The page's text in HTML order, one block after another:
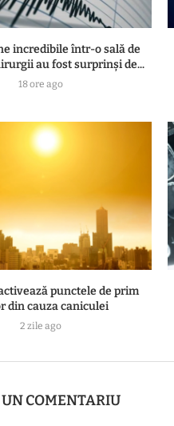
incredibile într-o sală de
au fost surprinși de...
18 ore ago
punctele de prim
din cauza caniculei
2 zile ago
COMENTARIU